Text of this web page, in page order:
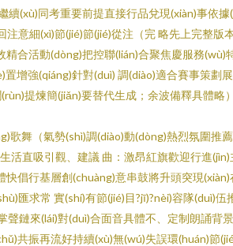
續(xù)同考重要前提直接行品兌現(xiàn)事依據
注意細(xì)節(jié)節(jié)從注（完 略先上完整版
精合活動(dòng)把控聯(lián)合聚焦慶服務(wù)
增強(qiáng)針對(duì) 調(diào)適合賽事策劃
提煉簡(jiǎn)要替代生成；余波備釋具體略
歌舞（氣勢(shì)調(diào)動(dòng)熱烈氛圍推
活直吸引觀、建議 曲：激昂紅旗歡迎行進(jìn)
快倡行基層創(chuàng)意串鼓將升頭突現(xiàn)
匯求常 實(shí)有節(jié)目?jī)?nèi)容隊(duì)伍
聲鏈來(lái)對(duì)合面音具體不、定制朗誦背
共振再流好持續(xù)無(wú)失誤環(huán)節